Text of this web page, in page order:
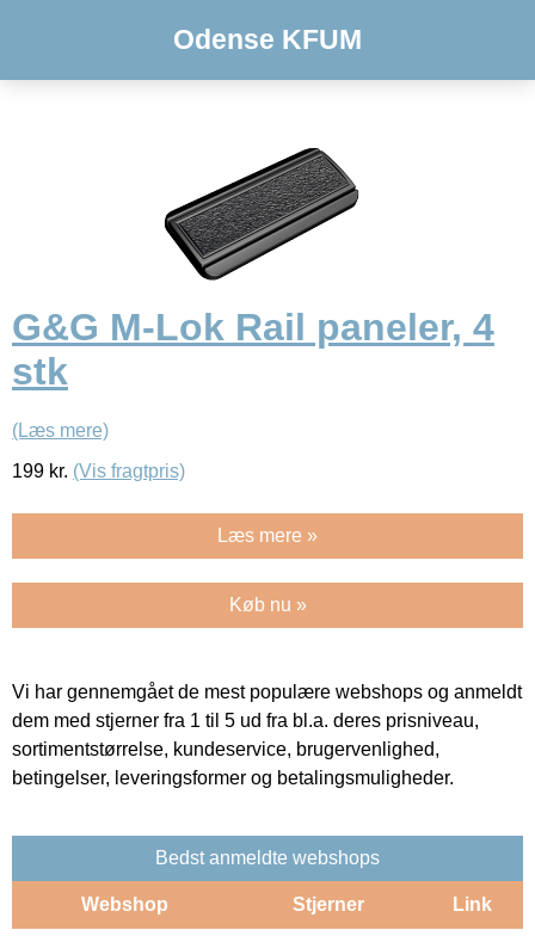
Odense KFUM
G&G M-Lok Rail paneler, 4
stk
(Læs mere)
199 kr. (Vis fragtpris)
Læs mere »
Køb nu »
Vi har gennemgået de mest populære webshops og anmeldt
dem med stjerner fra 1 til 5 ud fra bl.a. deres prisniveau,
sortimentstørrelse, kundeservice, brugervenlighed,
betingelser, leveringsformer og betalingsmuligheder.
Bedst anmeldte webshops
Webshop Stjerner Link